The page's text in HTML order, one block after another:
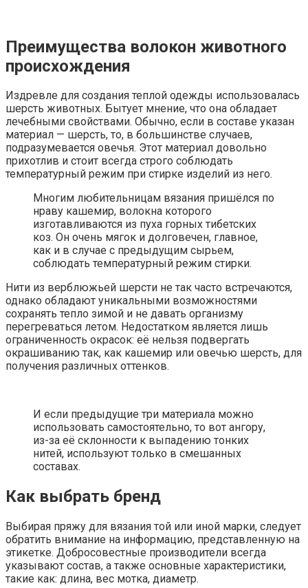
Преимущества волокон животного
происхождения
Издревле для создания теплой одежды использовалась
шерсть животных. Бытует мнение, что она обладает
лечебными свойствами. Обычно, если в составе указан
материал — шерсть, то, в большинстве случаев,
подразумевается овечья. Этот материал довольно
прихотлив и стоит всегда строго соблюдать
температурный режим при стирке изделий из него.
Многим любительницам вязания пришёлся по
нраву кашемир, волокна которого
изготавливаются из пуха горных тибетских
коз. Он очень мягок и долговечен, главное,
как и в случае с предыдущим сырьем,
соблюдать температурный режим стирки.
Нити из верблюжьей шерсти не так часто встречаются,
однако обладают уникальными возможностями
сохранять тепло зимой и не давать организму
перегреваться летом. Недостатком является лишь
ограниченность окрасок: её нельзя подвергать
окрашиванию так, как кашемир или овечью шерсть, для
получения различных оттенков.
И если предыдущие три материала можно
использовать самостоятельно, то вот ангору,
из-за её склонности к выпадению тонких
нитей, используют только в смешанных
составах.
Как выбрать бренд
Выбирая пряжу для вязания той или иной марки, следует
обратить внимание на информацию, представленную на
этикетке. Добросовестные производители всегда
указывают состав, а также основные характеристики,
такие как: длина, вес мотка, диаметр.